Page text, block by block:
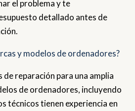
el problema y te
detallado antes de
y modelos de ordenadores?
reparación para una amplia
de ordenadores, incluyendo
técnicos tienen experiencia en